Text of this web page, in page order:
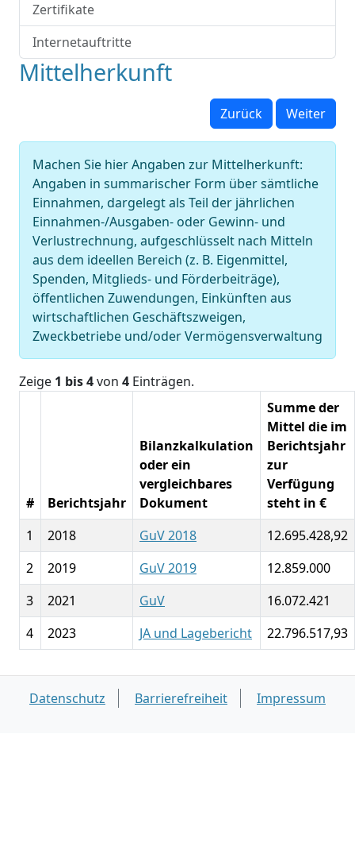
Zertifikate
Internetauftritte
Mittelherkunft
Zurück Weiter
Machen Sie hier Angaben zur Mittelherkunft:
Angaben in summarischer Form über sämtliche
Einnahmen, dargelegt als Teil der jährlichen
Einnahmen-/Ausgaben- oder Gewinn- und
Verlustrechnung, aufgeschlüsselt nach Mitteln
aus dem ideellen Bereich (z. B. Eigenmittel,
Spenden, Mitglieds- und Förderbeiträge),
öffentlichen Zuwendungen, Einkünften aus
wirtschaftlichen Geschäftszweigen,
Zweckbetriebe und/oder Vermögensverwaltung
Zeige 1 bis 4von 4 Einträgen.
# Berichtsjahr
Bilanzkalkulation
oder ein
vergleichbares
Dokument
Summe der
Mittel die im
Berichtsjahr
zur
Verfügung
steht in €
1
2018 GuV 2018
12.695.428,92
2
2019 GuV 2019
12.859.000
3
2021 GuV
16.072.421
4
2023 JA und Lagebericht 22.796.517,93
Datenschutz Barrierefreiheit Impressum